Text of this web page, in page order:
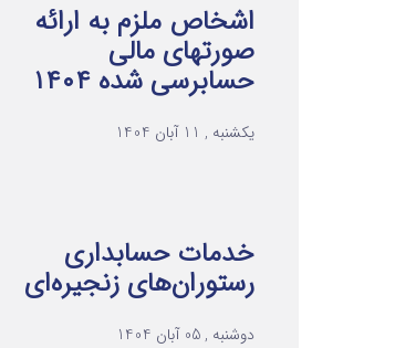
اشخاص ملزم به ارائه
صورتهای مالی
حسابرسی شده ۱۴۰۴
یکشنبه , 11 آبان 1404
خدمات حسابداری
رستوران‌های زنجیره‌ای
دوشنبه , 05 آبان 1404